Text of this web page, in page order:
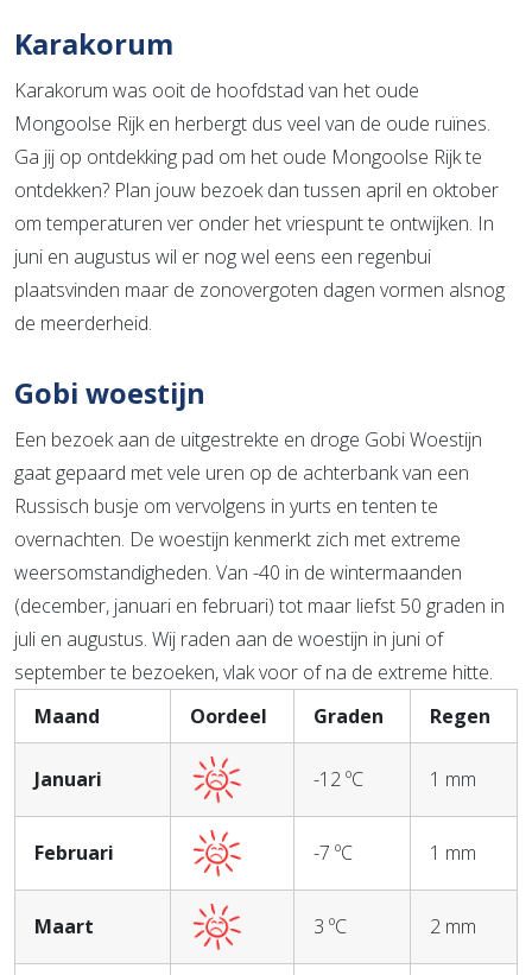
Karakorum
Karakorum was ooit de hoofdstad van het oude
Mongoolse Rijk en herbergt dus veel van de oude ruïnes.
Ga jij op ontdekking pad om het oude Mongoolse Rijk te
ontdekken? Plan jouw bezoek dan tussen april en oktober
om temperaturen ver onder het vriespunt te ontwijken. In
juni en augustus wil er nog wel eens een regenbui
plaatsvinden maar de zonovergoten dagen vormen alsnog
de meerderheid.
Gobi woestijn
Een bezoek aan de uitgestrekte en droge Gobi Woestijn
gaat gepaard met vele uren op de achterbank van een
Russisch busje om vervolgens in yurts en tenten te
overnachten. De woestijn kenmerkt zich met extreme
weersomstandigheden. Van -40 in de wintermaanden
(december, januari en februari) tot maar liefst 50 graden in
juli en augustus. Wij raden aan de woestijn in juni of
september te bezoeken, vlak voor of na de extreme hitte.
Maand
Oordeel Graden Regen
Januari -12 ºC 1 mm
Februari -7 ºC 1 mm
Maart 3 ºC 2 mm